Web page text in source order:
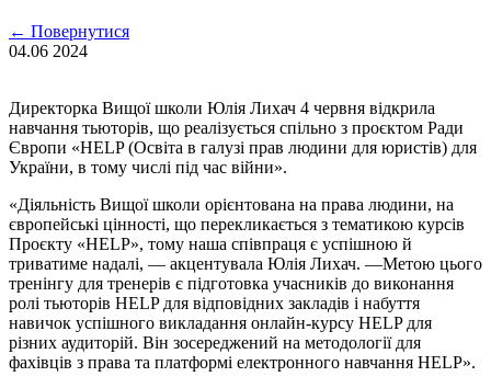
← Повернутися
04.06 2024
Директорка Вищої школи Юлія Лихач 4 червня відкрила
навчання тьюторів, що реалізується спільно з проєктом Ради
Європи «HELP (Освіта в галузі прав людини для юристів) для
України, в тому числі під час війни».
«Діяльність Вищої школи орієнтована на права людини, на
європейські цінності, що перекликається з тематикою курсів
Проєкту «HELP», тому наша співпраця є успішною й
триватиме надалі, — акцентувала Юлія Лихач. —Метою цього
тренінгу для тренерів є підготовка учасників до виконання
ролі тьюторів HELP для відповідних закладів і набуття
навичок успішного викладання онлайн-курсу HELP для
різних аудиторій. Він зосереджений на методології для
фахівців з права та платформі електронного навчання HELP».